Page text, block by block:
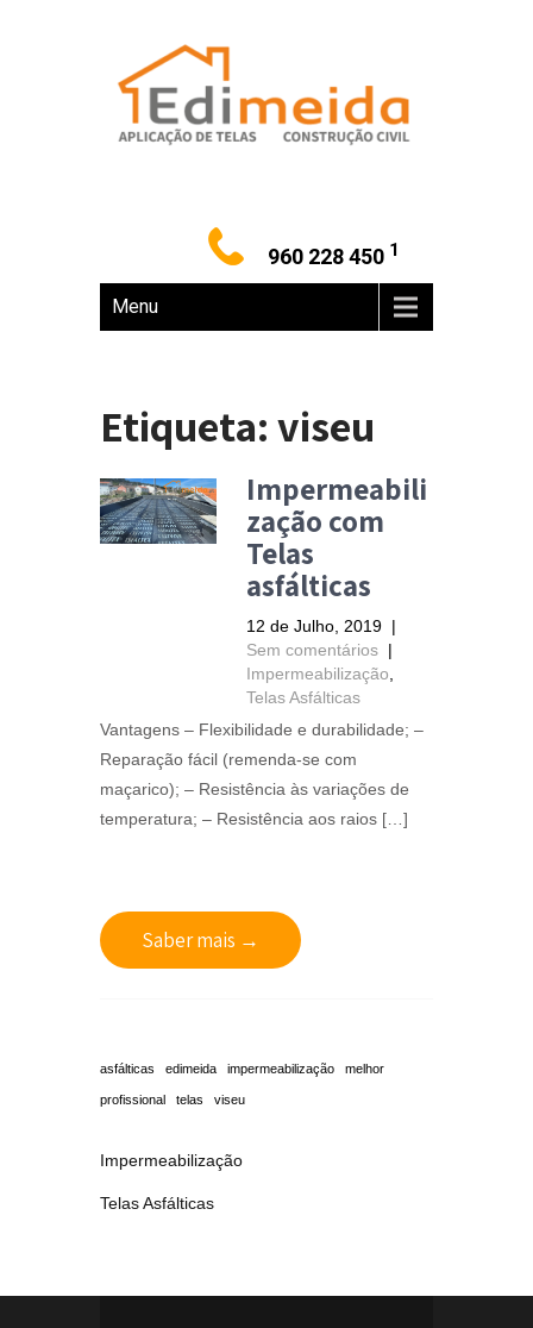
960 228 450 1
Menu
Etiqueta:viseu
Impermeabili
zação com
Telas
asfálticas
12 de Julho, 2019 |
Sem comentários |
Impermeabilização
Telas Asfálticas
Vantagens – Flexibilidade e durabilidade; –
Reparação fácil (remenda-se com
maçarico); – Resistência às variações de
temperatura; – Resistência aos raios […]
Saber mais →
asfálticas edimeida impermeabilização melhor
profissional telas viseu
Impermeabilização
Telas Asfálticas